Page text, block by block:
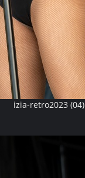
izia-retro2023 (04)